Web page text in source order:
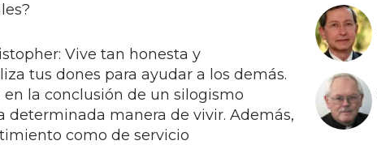
Vive tan honesta y
tus dones para ayudar a los demás.
en la conclusión de un silogismo
determinada manera de vivir. Además,
como de servicio